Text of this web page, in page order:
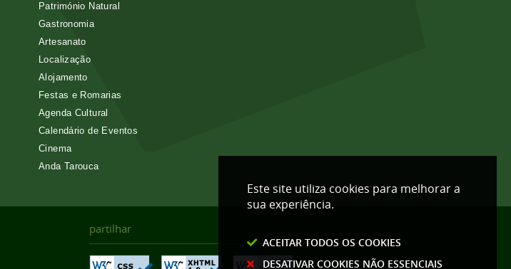
Património Natural
Gastronomia
Artesanato
Localização
Alojamento
Festas e Romarias
Agenda Cultural
Calendário de Eventos
Cinema
Anda Tarouca
partilhar
Este site utiliza cookies para melhorar a
sua experiência.
ACEITAR TODOS OS COOKIES
DESATIVAR COOKIES NÃO ESSENCIAIS